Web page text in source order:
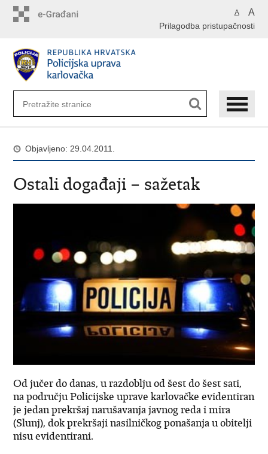
A A
Prilagodba pristupačnosti
Objavljeno: 29.04.2011.
Ostali događaji – sažetak
Od jučer do danas, u razdoblju od šest do šest sati,
na području Policijske uprave karlovačke evidentiran
je jedan prekršaj narušavanja javnog reda i mira
(Slunj), dok prekršaji nasilničkog ponašanja u obitelji
nisu evidentirani.